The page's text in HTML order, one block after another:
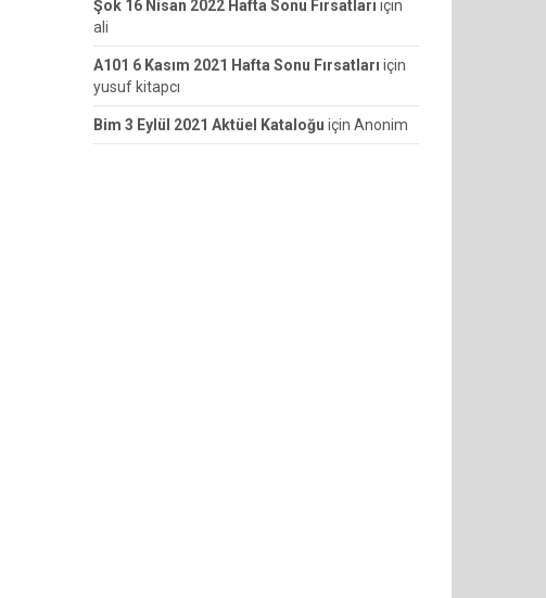
Şok 16 Nisan 2022 Hafta Sonu Fırsatları için
ali
A101 6 Kasım 2021 Hafta Sonu Fırsatları için
yusuf kitapcı
Bim 3 Eylül 2021 Aktüel Kataloğu için Anonim